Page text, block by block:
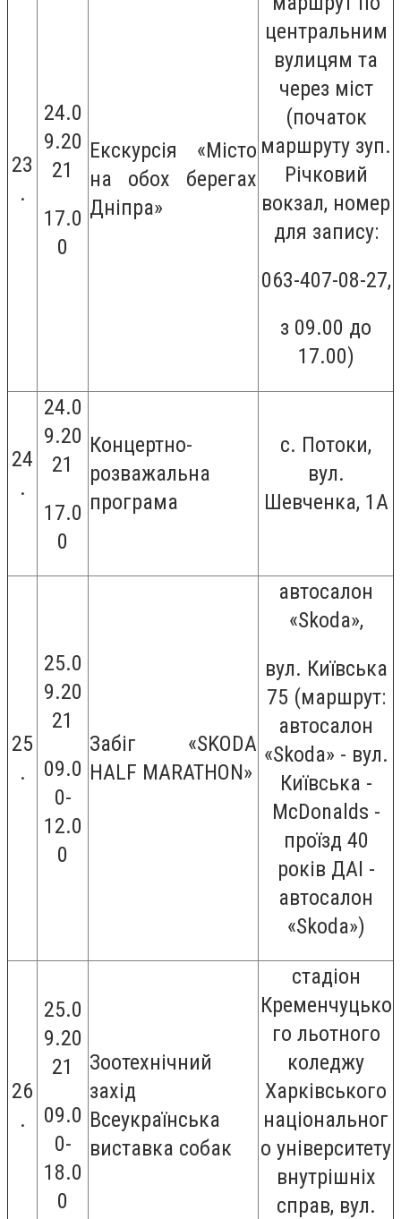
23
.
24.0
9.20
21
17.0
0
Екскурсія «Місто
на обох берегах
Дніпра»
центральним
вулицям та
через міст
(початок
маршруту зуп.
Річковий
вокзал, номер
для запису:
063-407-08-27,
з 09.00 до
17.00)
24
.
24.0
9.20
21
17.0
0
Концертно-
розважальна
програма
с. Потоки,
вул.
Шевченка, 1А
25
.
25.0
9.20
21
09.0
0-
12.0
0
Забіг «SKODA
HALF MARATHON»
автосалон
«Skoda»,
вул. Київська
75 (маршрут:
автосалон
«Skoda» - вул.
Київська -
McDonalds -
проїзд 40
років ДАІ -
автосалон
«Skoda»)
26
.
25.0
9.20
21
09.0
0-
18.0
0
Зоотехнічний
захід
Всеукраїнська
виставка собак
стадіон
Кременчуцько
го льотного
коледжу
Харківського
національног
о університету
внутрішніх
справ, вул.